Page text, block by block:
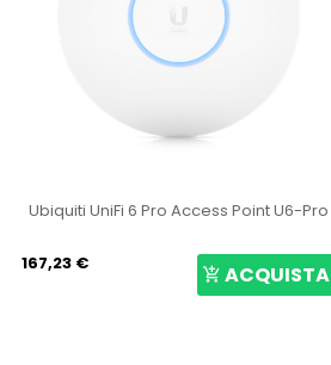
Ubiquiti UniFi 6 Pro Access Point U6-Pro
167,23 € ACQUISTA